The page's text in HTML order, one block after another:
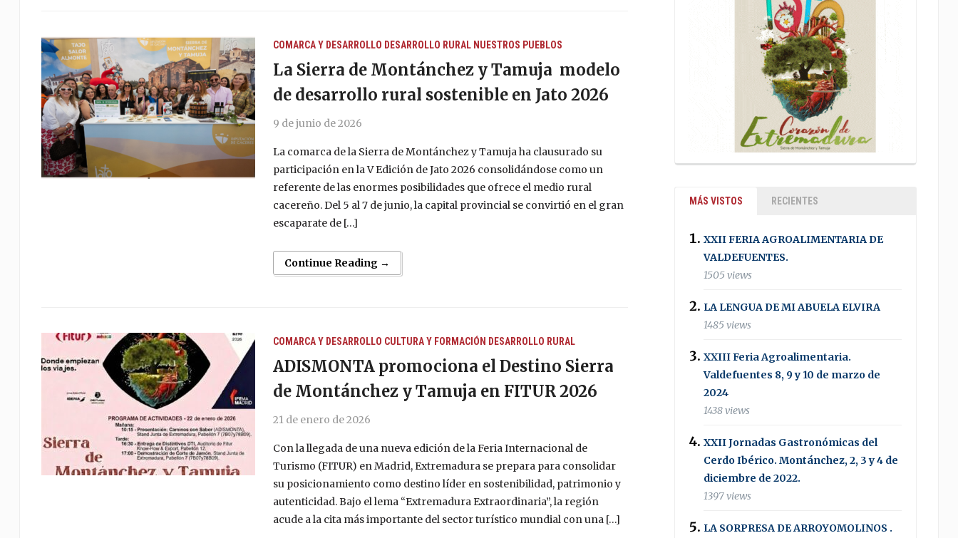
COMARCA Y DESARROLLO DESARROLLO RURAL NUESTROS PUEBLOS
La Sierra de Montánchez y Tamuja modelo
de desarrollo rural sostenible en Jato 2026
9 de junio de 2026
La comarca de la Sierra de Montánchez y Tamuja ha clausurado su
participación en la V Edición de Jato 2026 consolidándose como un
referente de las enormes posibilidades que ofrece el medio rural
cacereño. Del 5 al 7 de junio, la capital provincial se convirtió en el gran
escaparate de […]
Continue Reading →
COMARCA Y DESARROLLO CULTURA Y FORMACIÓN DESARROLLO RURAL
ADISMONTA promociona el Destino Sierra
de Montánchez y Tamuja en FITUR 2026
21 de enero de 2026
Con la llegada de una nueva edición de la Feria Internacional de
Turismo (FITUR) en Madrid, Extremadura se prepara para consolidar
su posicionamiento como destino líder en sostenibilidad, patrimonio y
autenticidad. Bajo el lema “Extremadura Extraordinaria”, la región
acude a la cita más importante del sector turístico mundial con una […]
MÁS VISTOS RECIENTES
XXII FERIA AGROALIMENTARIA DE
VALDEFUENTES.
1505 views
LA LENGUA DE MI ABUELA ELVIRA
1485 views
XXIII Feria Agroalimentaria.
Valdefuentes 8, 9 y 10 de marzo de
2024
1438 views
XXII Jornadas Gastronómicas del
Cerdo Ibérico. Montánchez, 2, 3 y 4 de
diciembre de 2022.
1397 views
LA SORPRESA DE ARROYOMOLINOS .